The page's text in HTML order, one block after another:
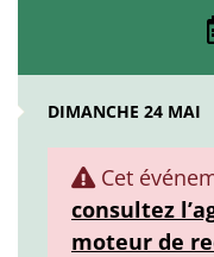
DIMANCHE 24 MAI
Cet
consultez
moteur de